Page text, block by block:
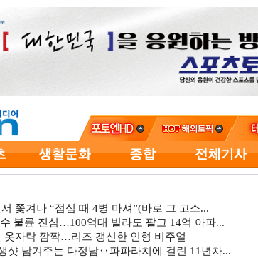
쫓겨나 “점심 때 4병 마셔”(바로 그 고소...
불륜 진심…100억대 빌라도 팔고 14억 아파...
옷자락 깜짝…리즈 갱신한 인형 비주얼
샷 남겨주는 다정남‥파파라치에 걸린 11년차...